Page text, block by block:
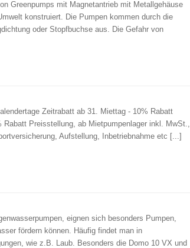
Greenpumps mit Magnetantrieb mit Metallgehäuse
konstruiert. Die Pumpen kommen durch die
oder Stopfbuchse aus. Die Gefahr von
Zeitrabatt ab 31. Miettag - 10% Rabatt
Rabatt Preisstellung, ab Mietpumpenlager inkl. MwSt.,
Aufstellung, Inbetriebnahme etc [...]
eignen sich besonders Pumpen,
fördern können. Häufig findet man in
wie z.B. Laub. Besonders die Domo 10 VX und